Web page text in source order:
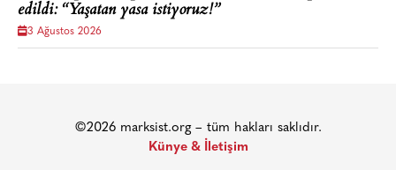
edildi: “Yaşatan yasa istiyoruz!”
3 Ağustos 2026
©2026 marksist.org – tüm hakları saklıdır.
Künye & İletişim